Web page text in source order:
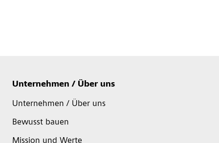
Unternehmen / Über uns
Unternehmen / Über uns
Bewusst bauen
Mission und Werte